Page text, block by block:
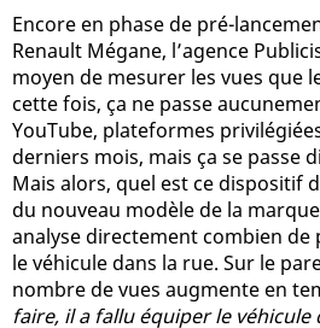
Encore en phase de pré-
Renault Mégane, l’agence
moyen de mesurer les vues que
cette fois, ça ne passe
YouTube, plateformes
derniers mois, mais ça se passe
Mais alors, quel est ce dispositif
du nouveau modèle de la
analyse directement combien
le véhicule dans la rue. Sur le
nombre de vues augmente en
faire, il a fallu équiper le véhicule